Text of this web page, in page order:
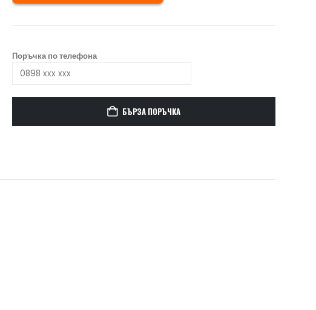
Поръчка по телефона
БЪРЗА ПОРЪЧКА